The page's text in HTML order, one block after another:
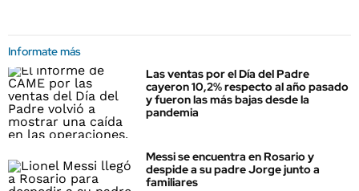
Informate más
Las ventas por el Día del Padre
cayeron 10,2% respecto al año pasado
y fueron las más bajas desde la
pandemia
Messi se encuentra en Rosario y
despide a su padre Jorge junto a
familiares